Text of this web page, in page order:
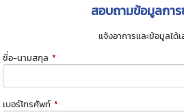
สอบถามข้อมูลกา
แจ้งอาการและข้อมูลได้
ชื่อ-นามสกุล *
เบอร์โทรศัพท์ *